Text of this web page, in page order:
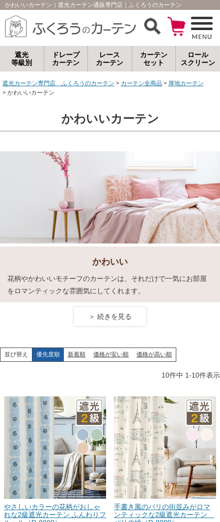
かわいいカーテン｜遮光カーテン通販専門店｜ふくろうのカーテン
遮光
等級別
ドレープ
カーテン
レース
カーテン
カーテン
セット
ロール
スクリーン
遮光カーテン専門店 ふくろうのカーテン カーテン全商品
厚地カーテン
かわいいカーテン
かわいいカーテン
かわいい
花柄やかわいいモチーフのカーテンは、それだけで一気にお部屋
をロマンティックな雰囲気にしてくれます。
並び替え 優先度順 新着順 価格が安い順 価格が高い順
10件中 1-10件表示
やさしいカラーの花柄がおしゃ
れな2級遮光カーテン ふんわりフ
手書き風のパリの街並みがロマ
ンティックな2級遮光カーテン